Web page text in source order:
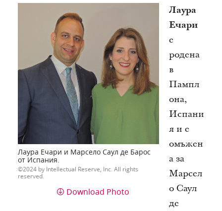
Лаура Ечари и Марсело Саул де Барос
от Испания.
2024 by Intellectual Reserve, Inc. All rights
reserved.
Download Photo
Лаура
Ечари
е
родена
в
Пампл
она,
Испани
я и е
омъжен
а за
Марсел
о Саул
де